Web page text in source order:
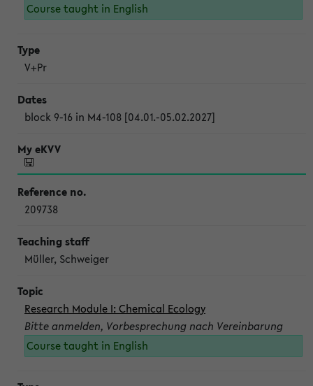
Course taught in English
V+Pr
block 9-16 in M4-108 [04.01.-05.02.2027]
209738
Müller, Schweiger
Research Module I: Chemical Ecology
Bitte anmelden, Vorbesprechung nach Vereinbarung
Course taught in English